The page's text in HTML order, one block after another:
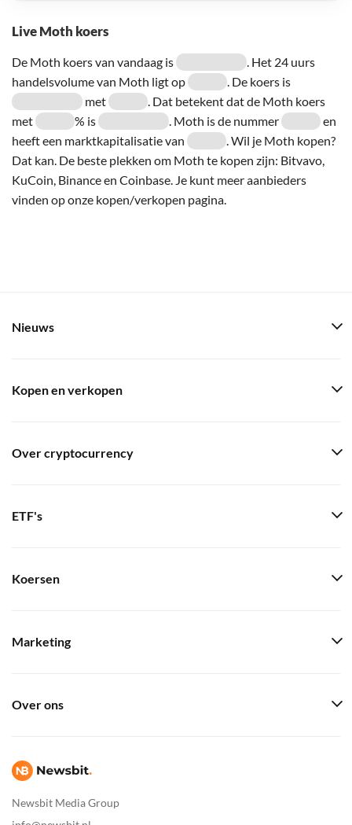
Live Moth koers
De Moth koers van vandaag is
. Het 24 uurs
handelsvolume van Moth ligt op
. De koers is
met
. Dat betekent dat de Moth koers
met
% is . Moth is de nummer
en
heeft een marktkapitalisatie van
. Wil je Moth kopen?
Dat kan. De beste plekken om Moth te kopen zijn: Bitvavo,
KuCoin, Binance en Coinbase. Je kunt meer aanbieders
vinden op onze kopen/verkopen pagina.
Newsbit Media Group
Nieuws
Kopen en verkopen
Over cryptocurrency
ETF's
Koersen
Marketing
Over ons